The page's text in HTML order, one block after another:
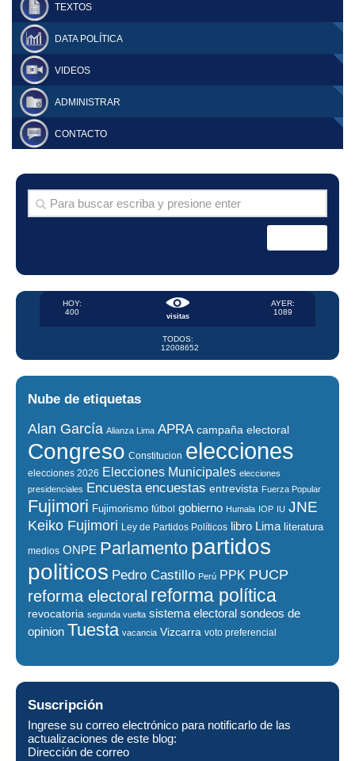
TEXTOS
DATA POLÍTICA
VIDEOS
ADMINISTRAR
CONTACTO
visitas
HOY:
400
AYER:
1089
TODOS:
12008652
Nube de etiquetas
Alan García Alianza Lima APRA campaña electoral
Congreso Constitucion elecciones
elecciones 2026 Elecciones Municipales elecciones
presidenciales
Encuesta encuestas entrevista Fuerza Popular
Fujimori Fujimorismo fútbol gobierno Humala IOP IU JNE
Keiko Fujimori Ley de Partidos Políticos libro Lima literatura
medios ONPE Parlamento partidos
politicos Pedro Castillo Perú PPK PUCP
reforma electoral reforma política
revocatoria segunda vuelta sistema electoral sondeos de
opinion Tuesta vacancia Vizcarra voto preferencial
Suscripción
Ingrese su correo electrónico para notificarlo de las
actualizaciones de este blog:
Dirección de correo